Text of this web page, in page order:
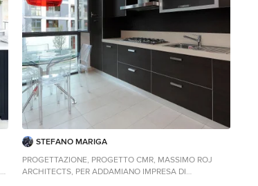
kitchen‘s homely character.
STEFANO MARIGA
PROGETTAZIONE, PROGETTO CMR, MASSIMO ROJ
ARCHITECTS, PER ADDAMIANO IMPRESA DI